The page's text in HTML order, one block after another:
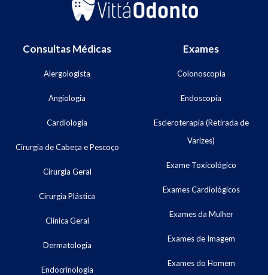
Consultas Médicas
Alergologista
Angiologia
Cardiologia
Cirurgia de Cabeça e Pescoço
Cirurgia Geral
Cirurgia Plástica
Clínica Geral
Dermatologia
Endocrinologia
Exames
Colonoscopia
Endoscopia
Escleroterapia (Retirada de
Varizes)
Exame Toxicológico
Exames Cardiológicos
Exames da Mulher
Exames de Imagem
Exames do Homem